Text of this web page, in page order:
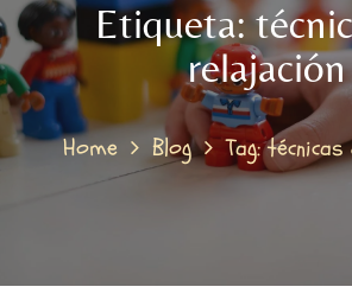
Etiqueta:
relajación
Home Blog Tag: